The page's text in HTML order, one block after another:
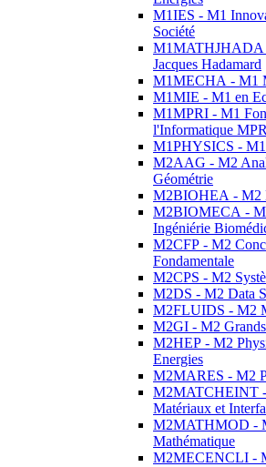
M1IES - M1
Société
M1MATHJHADA
Jacques Hadamard
M1MECHA - M1
M1MIE - M1 en
M1MPRI - M1
l'Informatique
M1PHYSICS -
M2AAG - M2
Géométrie
M2BIOHEA - M2
M2BIOMECA -
Ingéniérie
M2CFP - M2
Fondamentale
M2CPS - M2
M2DS - M2 Data
M2FLUIDS - M2
M2GI - M2
M2HEP - M2
Energies
M2MARES - M2
M2MATCHEINT
Matériaux et
M2MATHMOD -
Mathématique
M2MECENCLI -